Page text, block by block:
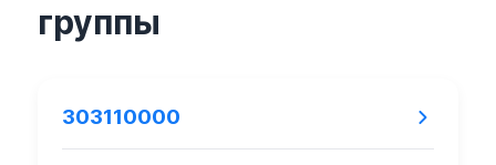
группы
303110000